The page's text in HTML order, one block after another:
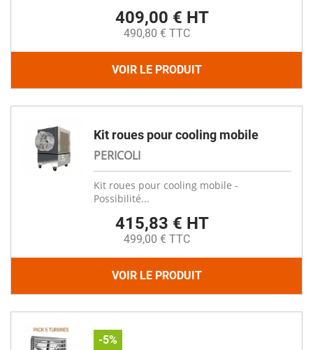
409,00 € HT
490,80 € TTC
VOIR LE PRODUIT
Kit roues pour cooling mobile
PERICOLI
Kit roues pour cooling mobile -
Possibilité...
415,83 € HT
499,00 € TTC
VOIR LE PRODUIT
-5%